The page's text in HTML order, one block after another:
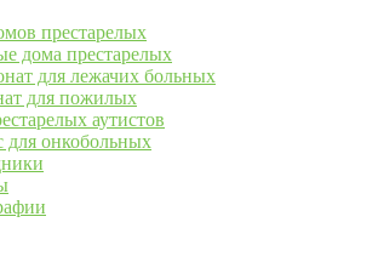
престарелых
дома престарелых
для лежачих больных
для пожилых
аутистов
для онкобольных